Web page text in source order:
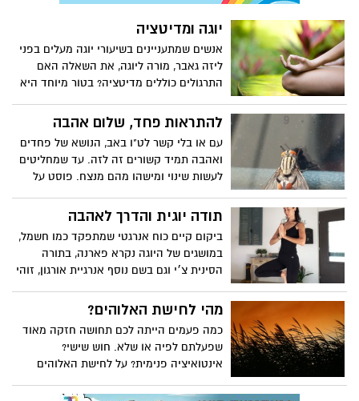
יוגה ומדיטציה
אנשים שמתעניינים בשיעורי יוגה מעלים בפני
ליזה גאבר, מורה ליוגה, את השאלה האם
התרגולים כוללים מדיטציה? בטור מיוחד היא
מדיטציה כדי שתוכלו ליצור את החיבור
להתראות פחד, שלום אהבה
עם או בלי קשר לט"ו באב, הנושא של פחדים
ואהבה תמיד קשורים זה לזה. עד שמחליטים
לעשות שינוי ומישהו מהם מנצח. פוסט על
תודה יוגית והדרך לאהבה
ביקום קיים כוח אנרגטי שמתפקד כמו חשמל,
במושגים של היוגה נקרא פארנה, בתורה
הסינית צ׳י וגם בשם נוסף אנרגיית אורגון, זוהי
לעשות זה להתחבר לשקע שלה,כדי לחוות את
ולא חסר. איך עושים זאת?
מהי לחישת האלוהים?
כמה פעמים הייתה לכם תחושה חזקה מאוד
שפעלתם לפיה או שלא. חוש שישי?
אינטואיציה פנימית? על לחישת האלוהים